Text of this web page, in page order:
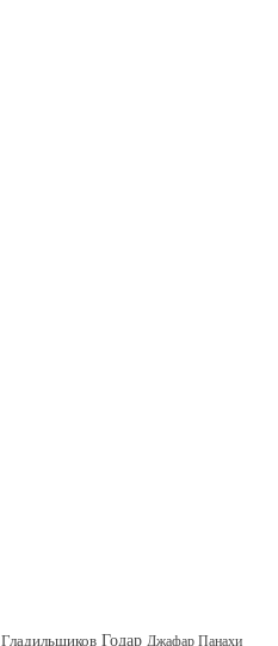
Гладильщиков Годар Джафар Панахи